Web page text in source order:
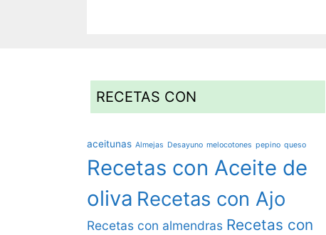
RECETAS CON
aceitunas Almejas Desayuno melocotones pepino queso
Recetas con Aceite de
oliva Recetas con Ajo
Recetas con almendras Recetas con